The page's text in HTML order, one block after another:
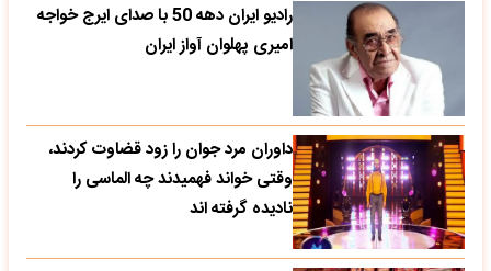
رادیو ایران دهه 50 با صدای ایرج خواجه
امیری پهلوان آواز ایران
داوران مرد جوان را زود قضاوت کردند،
وقتی خواند فهمیدند چه الماسی را
نادیده گرفته اند